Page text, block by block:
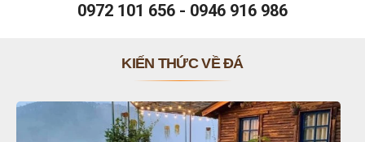
0972 101 656 - 0946 916 986
KIẾN THỨC VỀ ĐÁ